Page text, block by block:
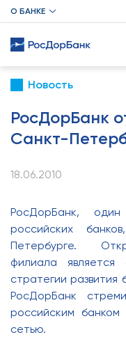
О БАНКЕ
Новость
РосДорБанк
Санкт-
18.06.2010
РосДорБанк,
российских
Петербурге.
филиала
стратегии развития
РосДорБанк
российским банком
сетью.